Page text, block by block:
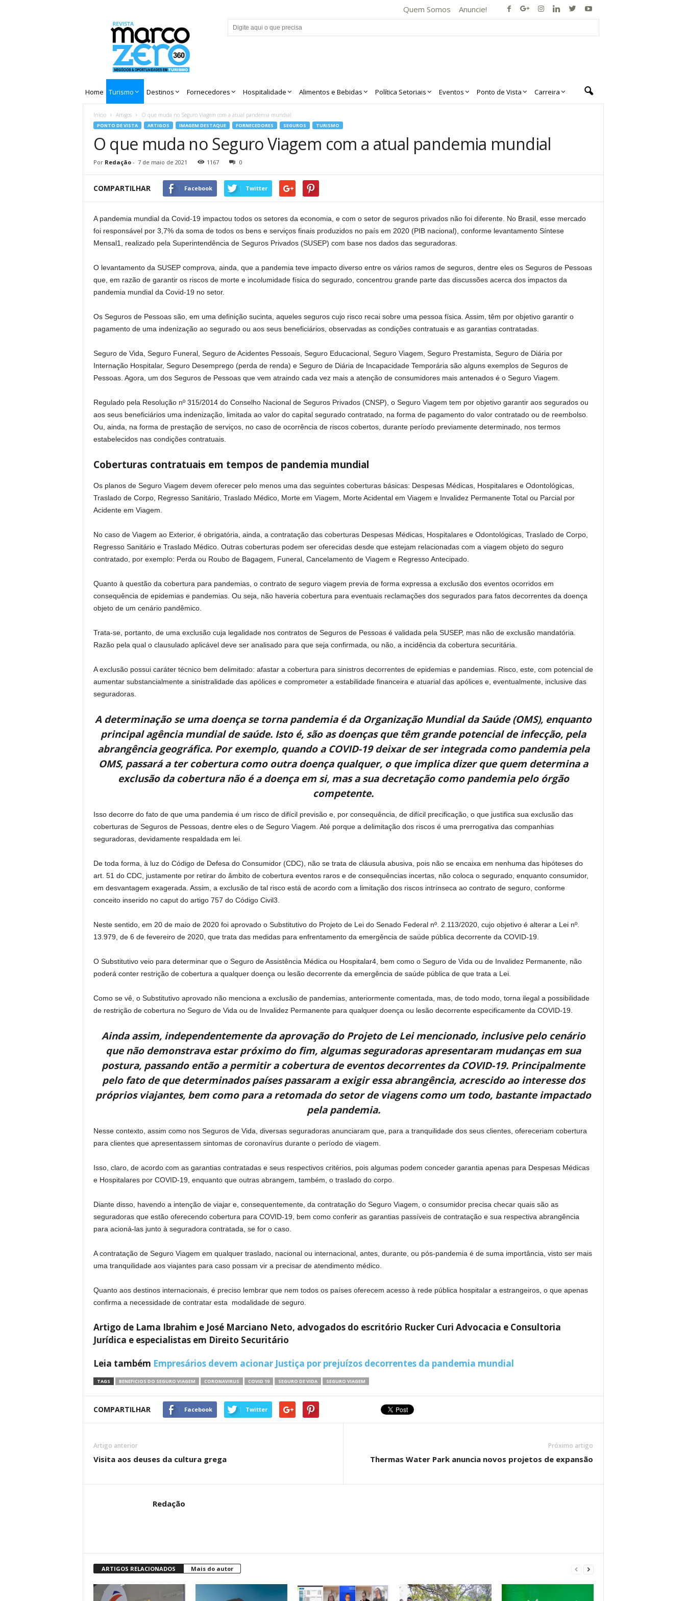
Quem Somos Anuncie!
Home Turismo Destinos Fornecedores Hospitalidade Alimentos e Bebidas Política Setoriais Eventos Ponto de Vista Carreira
Início Artigos O que muda no Seguro Viagem com a atual pandemia mundial
PONTO DE VISTA ARTIGOS IMAGEM DESTAQUE FORNECEDORES SEGUROS TURISMO
O que muda no Seguro Viagem com a atual pandemia mundial
Por Redação- 7 de maio de 2021 1167 0
COMPARTILHAR Facebook Twitter
A pandemia mundial da Covid-19 impactou todos os setores da economia, e com o setor de seguros privados não foi diferente. No Brasil, esse mercado
foi responsável por 3,7% da soma de todos os bens e serviços finais produzidos no país em 2020 (PIB nacional), conforme levantamento Síntese
Mensal1, realizado pela Superintendência de Seguros Privados (SUSEP) com base nos dados das seguradoras.
O levantamento da SUSEP comprova, ainda, que a pandemia teve impacto diverso entre os vários ramos de seguros, dentre eles os Seguros de Pessoas
que, em razão de garantir os riscos de morte e incolumidade física do segurado, concentrou grande parte das discussões acerca dos impactos da
pandemia mundial da Covid-19 no setor.
Os Seguros de Pessoas são, em uma definição sucinta, aqueles seguros cujo risco recai sobre uma pessoa física. Assim, têm por objetivo garantir o
pagamento de uma indenização ao segurado ou aos seus beneficiários, observadas as condições contratuais e as garantias contratadas.
Seguro de Vida, Seguro Funeral, Seguro de Acidentes Pessoais, Seguro Educacional, Seguro Viagem, Seguro Prestamista, Seguro de Diária por
Internação Hospitalar, Seguro Desemprego (perda de renda) e Seguro de Diária de Incapacidade Temporária são alguns exemplos de Seguros de
Pessoas. Agora, um dos Seguros de Pessoas que vem atraindo cada vez mais a atenção de consumidores mais antenados é o Seguro Viagem.
Regulado pela Resolução nº 315/2014 do Conselho Nacional de Seguros Privados (CNSP), o Seguro Viagem tem por objetivo garantir aos segurados ou
aos seus beneficiários uma indenização, limitada ao valor do capital segurado contratado, na forma de pagamento do valor contratado ou de reembolso.
Ou, ainda, na forma de prestação de serviços, no caso de ocorrência de riscos cobertos, durante período previamente determinado, nos termos
estabelecidos nas condições contratuais.
Coberturas contratuais em tempos de pandemia mundial
Os planos de Seguro Viagem devem oferecer pelo menos uma das seguintes coberturas básicas: Despesas Médicas, Hospitalares e Odontológicas,
Traslado de Corpo, Regresso Sanitário, Traslado Médico, Morte em Viagem, Morte Acidental em Viagem e Invalidez Permanente Total ou Parcial por
Acidente em Viagem.
No caso de Viagem ao Exterior, é obrigatória, ainda, a contratação das coberturas Despesas Médicas, Hospitalares e Odontológicas, Traslado de Corpo,
Regresso Sanitário e Traslado Médico. Outras coberturas podem ser oferecidas desde que estejam relacionadas com a viagem objeto do seguro
contratado, por exemplo: Perda ou Roubo de Bagagem, Funeral, Cancelamento de Viagem e Regresso Antecipado.
Quanto à questão da cobertura para pandemias, o contrato de seguro viagem previa de forma expressa a exclusão dos eventos ocorridos em
consequência de epidemias e pandemias. Ou seja, não haveria cobertura para eventuais reclamações dos segurados para fatos decorrentes da doença
objeto de um cenário pandêmico.
Trata-se, portanto, de uma exclusão cuja legalidade nos contratos de Seguros de Pessoas é validada pela SUSEP, mas não de exclusão mandatória.
Razão pela qual o clausulado aplicável deve ser analisado para que seja confirmada, ou não, a incidência da cobertura securitária.
A exclusão possui caráter técnico bem delimitado: afastar a cobertura para sinistros decorrentes de epidemias e pandemias. Risco, este, com potencial de
aumentar substancialmente a sinistralidade das apólices e comprometer a estabilidade financeira e atuarial das apólices e, eventualmente, inclusive das
seguradoras.
A determinação se uma doença se torna pandemia é da Organização Mundial da Saúde (OMS), enquanto
principal agência mundial de saúde. Isto é, são as doenças que têm grande potencial de infecção, pela
abrangência geográfica. Por exemplo, quando a COVID-19 deixar de ser integrada como pandemia pela
OMS, passará a ter cobertura como outra doença qualquer, o que implica dizer que quem determina a
exclusão da cobertura não é a doença em si, mas a sua decretação como pandemia pelo órgão
competente.
Isso decorre do fato de que uma pandemia é um risco de difícil previsão e, por consequência, de difícil precificação, o que justifica sua exclusão das
coberturas de Seguros de Pessoas, dentre eles o de Seguro Viagem. Até porque a delimitação dos riscos é uma prerrogativa das companhias
seguradoras, devidamente respaldada em lei.
De toda forma, à luz do Código de Defesa do Consumidor (CDC), não se trata de cláusula abusiva, pois não se encaixa em nenhuma das hipóteses do
art. 51 do CDC, justamente por retirar do âmbito de cobertura eventos raros e de consequências incertas, não coloca o segurado, enquanto consumidor,
em desvantagem exagerada. Assim, a exclusão de tal risco está de acordo com a limitação dos riscos intrínseca ao contrato de seguro, conforme
conceito inserido no caput do artigo 757 do Código Civil3.
Neste sentido, em 20 de maio de 2020 foi aprovado o Substitutivo do Projeto de Lei do Senado Federal nº. 2.113/2020, cujo objetivo é alterar a Lei nº.
13.979, de 6 de fevereiro de 2020, que trata das medidas para enfrentamento da emergência de saúde pública decorrente da COVID-19.
O Substitutivo veio para determinar que o Seguro de Assistência Médica ou Hospitalar4, bem como o Seguro de Vida ou de Invalidez Permanente, não
poderá conter restrição de cobertura a qualquer doença ou lesão decorrente da emergência de saúde pública de que trata a Lei.
Como se vê, o Substitutivo aprovado não menciona a exclusão de pandemias, anteriormente comentada, mas, de todo modo, torna ilegal a possibilidade
de restrição de cobertura no Seguro de Vida ou de Invalidez Permanente para qualquer doença ou lesão decorrente especificamente da COVID-19.
Ainda assim, independentemente da aprovação do Projeto de Lei mencionado, inclusive pelo cenário
que não demonstrava estar próximo do fim, algumas seguradoras apresentaram mudanças em sua
postura, passando então a permitir a cobertura de eventos decorrentes da COVID-19. Principalmente
pelo fato de que determinados países passaram a exigir essa abrangência, acrescido ao interesse dos
próprios viajantes, bem como para a retomada do setor de viagens como um todo, bastante impactado
pela pandemia.
Nesse contexto, assim como nos Seguros de Vida, diversas seguradoras anunciaram que, para a tranquilidade dos seus clientes, ofereceriam cobertura
para clientes que apresentassem sintomas de coronavírus durante o período de viagem.
Isso, claro, de acordo com as garantias contratadas e seus respectivos critérios, pois algumas podem conceder garantia apenas para Despesas Médicas
e Hospitalares por COVID-19, enquanto que outras abrangem, também, o traslado do corpo.
Diante disso, havendo a intenção de viajar e, consequentemente, da contratação do Seguro Viagem, o consumidor precisa checar quais são as
seguradoras que estão oferecendo cobertura para COVID-19, bem como conferir as garantias passíveis de contratação e sua respectiva abrangência
para acioná-las junto à seguradora contratada, se for o caso.
A contratação de Seguro Viagem em qualquer traslado, nacional ou internacional, antes, durante, ou pós-pandemia é de suma importância, visto ser mais
uma tranquilidade aos viajantes para caso possam vir a precisar de atendimento médico.
Quanto aos destinos internacionais, é preciso lembrar que nem todos os países oferecem acesso à rede pública hospitalar a estrangeiros, o que apenas
confirma a necessidade de contratar esta modalidade de seguro.
Artigo de Lama Ibrahim e José Marciano Neto, advogados do escritório Rucker Curi Advocacia e Consultoria
Jurídica e especialistas em Direito Securitário
Leia também Empresários devem acionar Justiça por prejuízos decorrentes da pandemia mundial
TAGS BENEFICIOS DO SEGURO VIAGEM CORONAVIRUS COVID 19 SEGURO DE VIDA SEGURO VIAGEM
COMPARTILHAR Facebook Twitter
Artigo anterior
Visita aos deuses da cultura grega
Próximo artigo
Thermas Water Park anuncia novos projetos de expansão
Redação
ARTIGOS RELACIONADOS Mais do autor